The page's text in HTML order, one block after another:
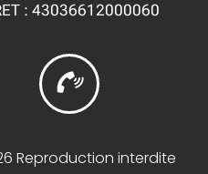
: 43036612000060
Reproduction interdite